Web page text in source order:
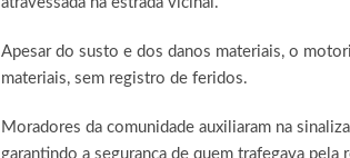
Apesar do susto e dos danos materiais, o
materiais, sem registro de feridos.
Moradores da comunidade auxiliaram na
garantindo a segurança de quem trafegava pela